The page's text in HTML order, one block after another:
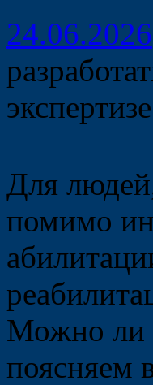
24.06.2026
Для
помимо
Можно ли
поясняем